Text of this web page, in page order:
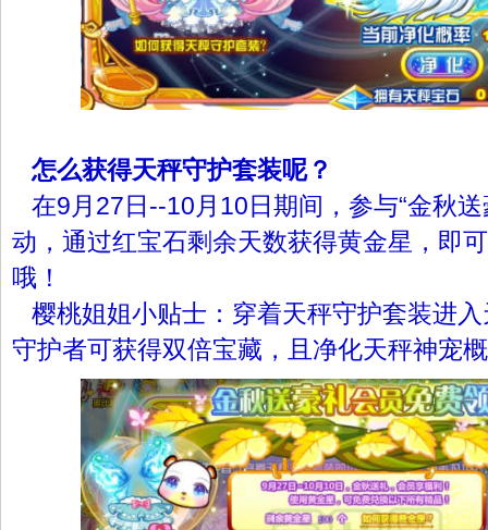
怎么获得天秤守护套装呢？
在9月27日--10月10日期间，参与“金秋送
动，通过红宝石剩余天数获得黄金星，即
哦！
樱桃姐姐小贴士：穿着天秤守护套装进入
守护者可获得双倍宝藏，且净化天秤神宠